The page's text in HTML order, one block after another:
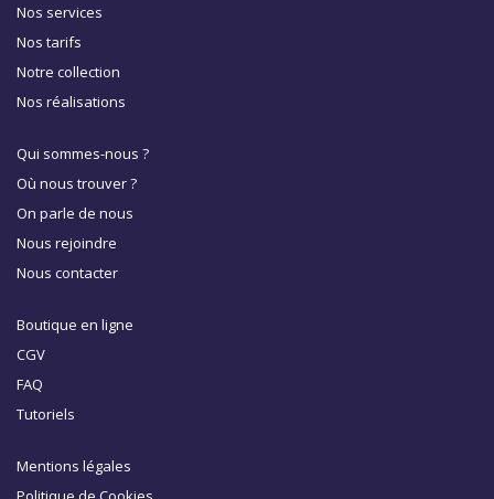
Nos services
Nos tarifs
Notre collection
Nos réalisations
Qui sommes-nous ?
Où nous trouver ?
On parle de nous
Nous rejoindre
Nous contacter
Boutique en ligne
CGV
FAQ
Tutoriels
Mentions légales